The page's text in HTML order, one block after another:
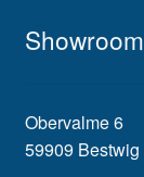
Showroom
Obervalme 6
59909 Bestwig